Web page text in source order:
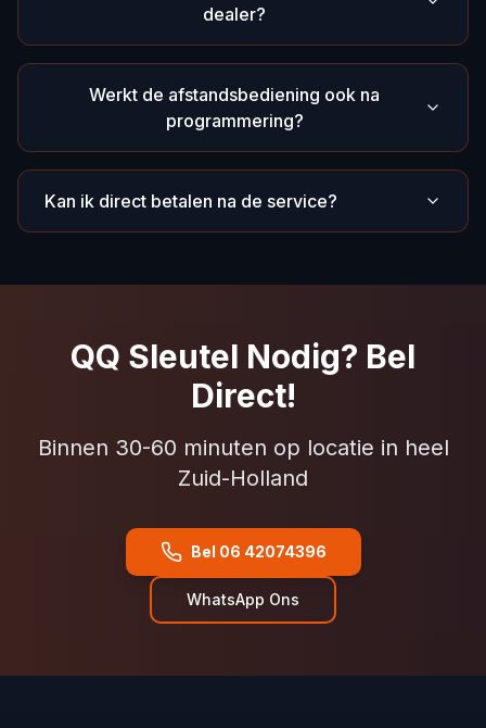
dealer?
Werkt de afstandsbediening ook na
programmering?
Kan ik direct betalen na de service?
QQ Sleutel Nodig? Bel
Direct!
Binnen 30-60 minuten op locatie in heel
Zuid-Holland
Bel 06 42074396
WhatsApp Ons